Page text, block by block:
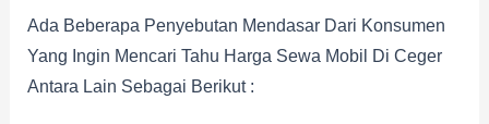
Ada Beberapa Penyebutan Mendasar Dari Konsumen
Yang Ingin Mencari Tahu Harga Sewa Mobil Di Ceger
Antara Lain Sebagai Berikut :